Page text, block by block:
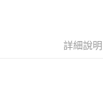
2.基於同意付款使用「大
※ 交易是否成功請以「
每筆NT$65，滿詳細說明